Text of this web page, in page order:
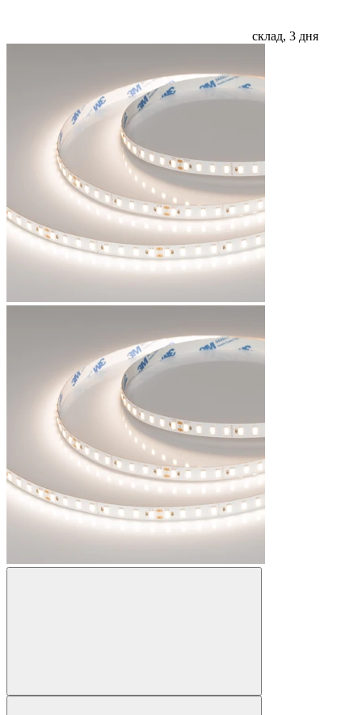
склад, 3 дня